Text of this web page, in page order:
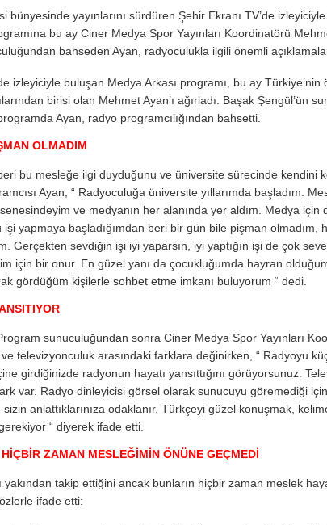
bünyesinde yayınlarını sürdüren Şehir Ekranı TV’de
bu ay Ciner Medya Spor Yayınları Koordinatörü
bahseden Ayan, radyoculukla ilgili önemli
izleyiciyle buluşan Medya Arkası programı, bu ay Türkiye’nin
birisi olan Mehmet Ayan’ı ağırladı. Başak Şengül’ün
Ayan, radyo programcılığından bahsetti.
OLMADIM
bu mesleğe ilgi duyduğunu ve üniversite sürecinde kendini
Ayan, “ Radyoculuğa üniversite yıllarımda başladım.
ve medyanın her alanında yer aldım. Medya için
yapmaya başladığımdan beri bir gün bile pişman olmadım,
Gerçekten sevdiğin işi iyi yaparsın, iyi yaptığın işi de çok
için bir onur. En güzel yanı da çocukluğumda hayran
gördüğüm kişilerle sohbet etme imkanı buluyorum “ dedi.
sunuculuğundan sonra Ciner Medya Spor Yayınları
televizyonculuk arasındaki farklara değinirken, “ Radyoyu
girdiğinizde radyonun hayatı yansıttığını görüyorsunuz.
var. Radyo dinleyicisi görsel olarak sunucuyu göremediği
anlattıklarınıza odaklanır. Türkçeyi güzel konuşmak,
“ diyerek ifade etti.
ZAMAN MESLEĞİMİN ÖNÜNE GEÇMEDİ
yakından takip ettiğini ancak bunların hiçbir zaman meslek
ifade etti: